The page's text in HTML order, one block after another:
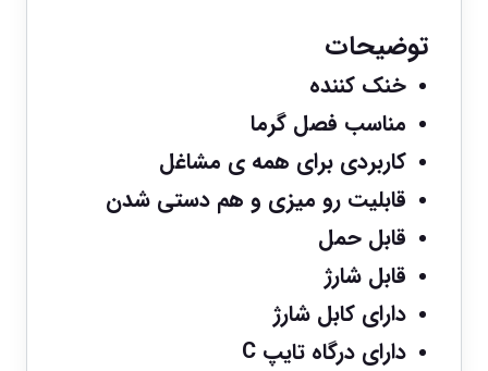
توضیحات
خنک کننده
مناسب فصل گرما
کاربردی برای همه ی مشاغل
قابلیت رو میزی و هم دستی شدن
قابل حمل
قابل شارژ
دارای کابل شارژ
دارای درگاه تایپ C